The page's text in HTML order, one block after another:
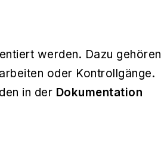
werden. Dazu gehören
oder Kontrollgänge.
in der Dokumentation